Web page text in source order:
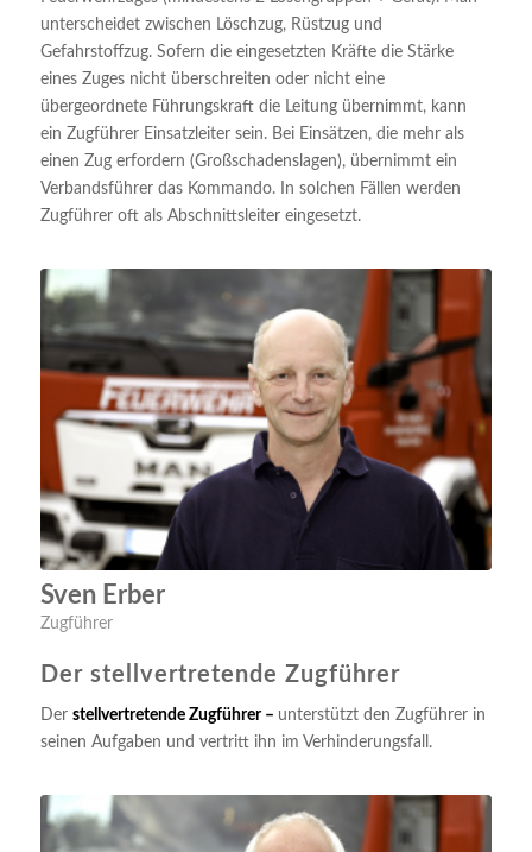
unterscheidet zwischen Löschzug, Rüstzug und
Gefahrstoffzug. Sofern die eingesetzten Kräfte die Stärke
eines Zuges nicht überschreiten oder nicht eine
übergeordnete Führungskraft die Leitung übernimmt, kann
ein Zugführer Einsatzleiter sein. Bei Einsätzen, die mehr als
einen Zug erfordern (Großschadenslagen), übernimmt ein
Verbandsführer das Kommando. In solchen Fällen werden
Zugführer oft als Abschnittsleiter eingesetzt.
Sven Erber
Zugführer
Der stellvertretende Zugführer
Der stellvertretende Zugführer – unterstützt den Zugführer in
seinen Aufgaben und vertritt ihn im Verhinderungsfall.